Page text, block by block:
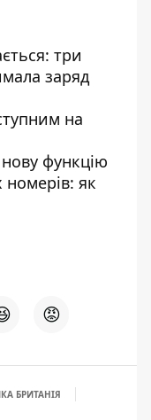
три
заряд
на
функцію
номерів: як
😡
БРИТАНІЯ